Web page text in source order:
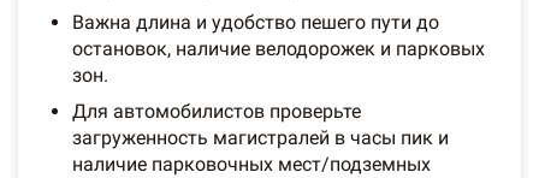
Важна длина и удобство пешего пути до
остановок, наличие велодорожек и парковых
зон.
Для автомобилистов проверьте
загруженность магистралей в часы пик и
наличие парковочных мест/подземных